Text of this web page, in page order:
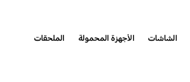
الشاشات الأجهزة المحمولة الملحقات